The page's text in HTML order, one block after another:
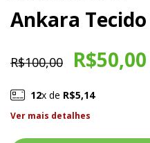
Ankara
R$100,00 R$50,00
12x de R$5,14
Ver mais detalhes